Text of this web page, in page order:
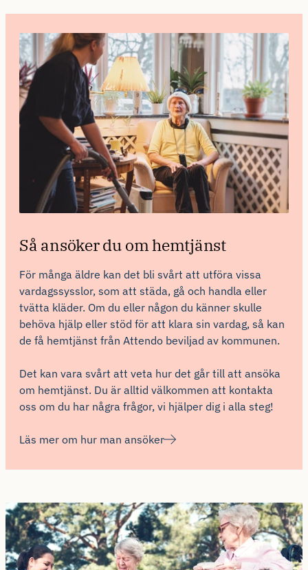
Så ansöker du om hemtjänst
För många äldre kan det bli svårt att utföra vissa
vardagssysslor, som att städa, gå och handla eller
tvätta kläder. Om du eller någon du känner skulle
behöva hjälp eller stöd för att klara sin vardag, så kan
de få hemtjänst från Attendo beviljad av kommunen.
Det kan vara svårt att veta hur det går till att ansöka
om hemtjänst. Du är alltid välkommen att kontakta
oss om du har några frågor, vi hjälper dig i alla steg!
Läs mer om hur man ansöker